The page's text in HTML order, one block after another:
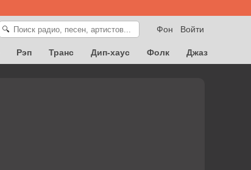
Войти
Фон
🔍
Рэп Транс Дип-хаус Фолк
Джаз